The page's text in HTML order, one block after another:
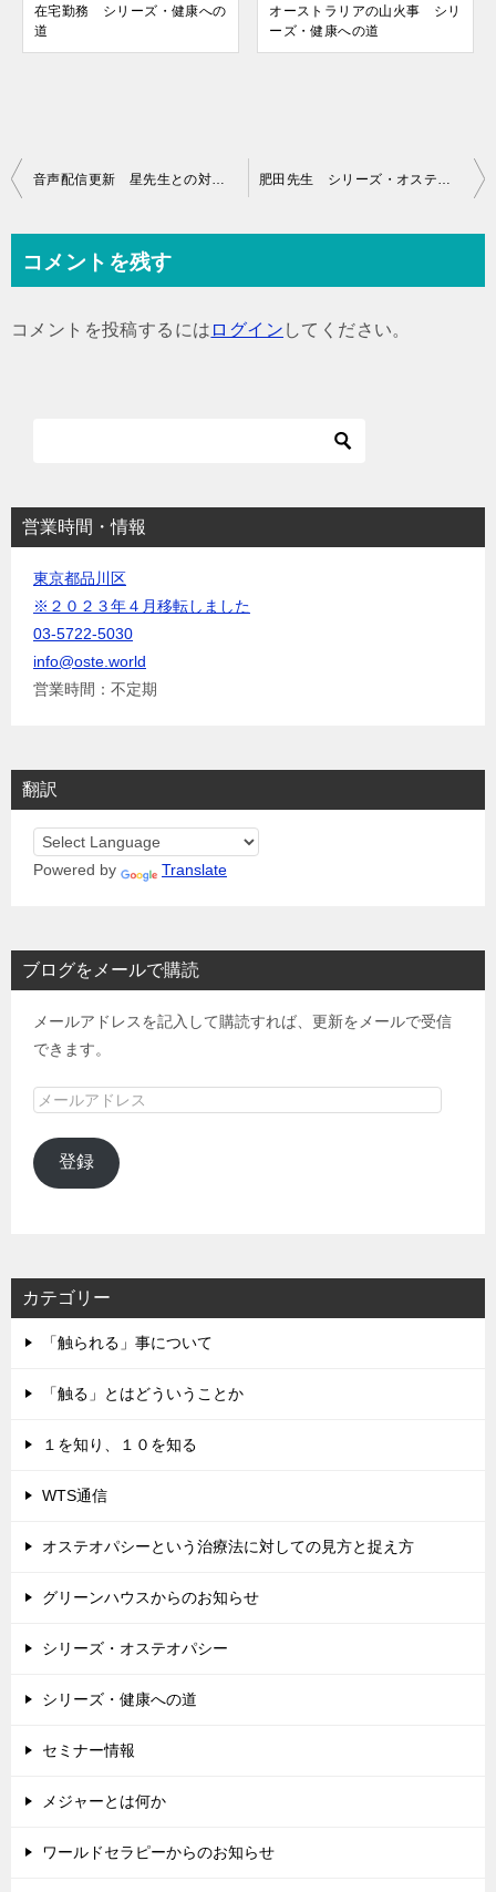
在宅勤務 シリーズ・健康への
道
オーストラリアの山火事 シリ
ーズ・健康への道
投
ビ
音声配信更新 星先生との対談！ シリーズ・オステオパシー 肥田先生 シリーズ・オステオパシー
コメントを残す
コメントを投稿するには ログイン してください。
営業時間・情報
東京都品川区
※２０２３年４月移転しました
03-5722-5030
info@oste.world
営業時間：不定期
翻訳
Powered by Translate
ブログをメールで購読
メールアドレスを記入して購読すれば、更新をメールで受信
できます。
メ
ル
ア
登録
カテゴリー
「触られる」事について
「触る」とはどういうことか
１を知り、１０を知る
WTS通信
オステオパシーという治療法に対しての見方と捉え方
グリーンハウスからのお知らせ
シリーズ・オステオパシー
シリーズ・健康への道
セミナー情報
メジャーとは何か
ワールドセラピーからのお知らせ